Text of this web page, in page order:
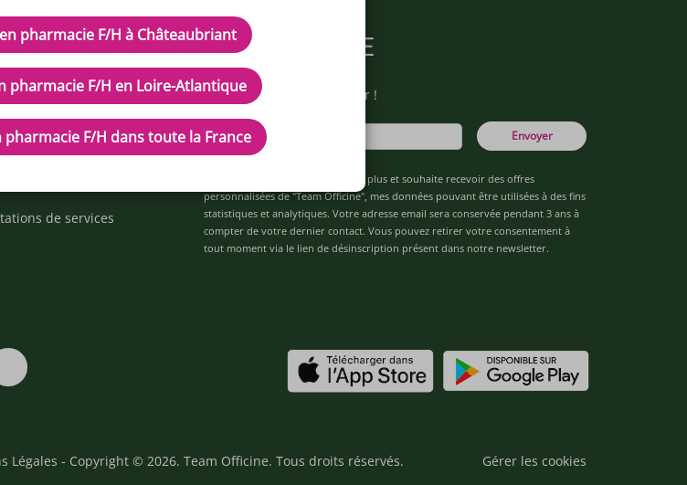
pharmacie F/H à Châteaubriant
pharmacie F/H en Loire-Atlantique
F/H dans toute la France
EN PHARMACIE
de services
Inscrivez-vous à notre newsletter !
Envoyer
Je déclare être âgé(e) de 16 ans ou plus et souhaite recevoir des offres
personnalisées de "Team Officine", mes données pouvant être utilisées à des fins
statistiques et analytiques. Votre adresse email sera conservée pendant 3 ans à
compter de votre dernier contact. Vous pouvez retirer votre consentement à
tout moment via le lien de désinscription présent dans notre newsletter.
Légales - Copyright © 2026. Team Officine. Tous droits réservés. Gérer les cookies